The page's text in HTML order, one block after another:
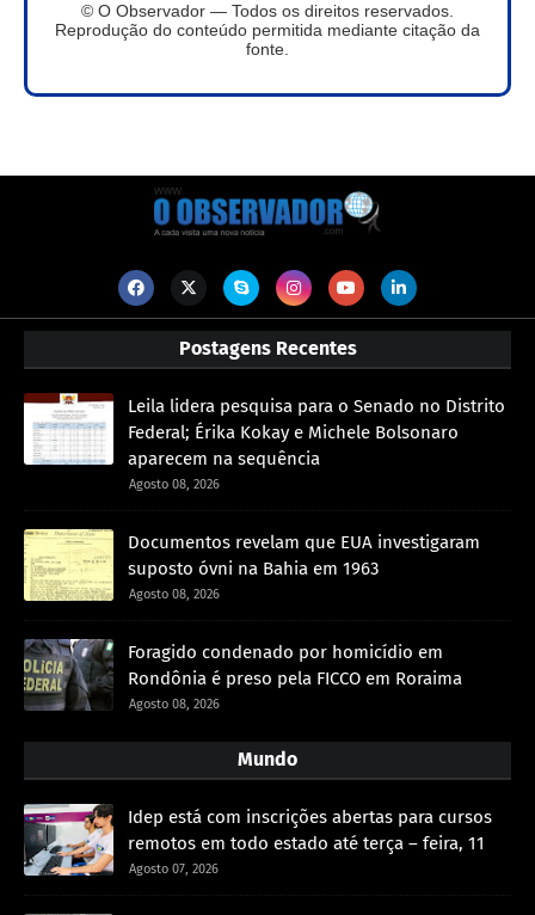
© O Observador — Todos os direitos reservados.
Reprodução do conteúdo permitida mediante citação da
fonte.
Postagens Recentes
Leila lidera pesquisa para o Senado no Distrito
Federal; Érika Kokay e Michele Bolsonaro
aparecem na sequência
Agosto 08, 2026
Documentos revelam que EUA investigaram
suposto óvni na Bahia em 1963
Agosto 08, 2026
Foragido condenado por homicídio em
Rondônia é preso pela FICCO em Roraima
Agosto 08, 2026
Mundo
Idep está com inscrições abertas para cursos
remotos em todo estado até terça – feira, 11
Agosto 07, 2026